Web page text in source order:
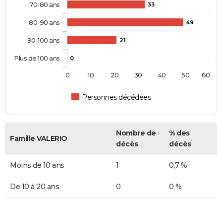
33
49
21
0
Personnes décédées
70-80 ans
80-90 ans
90-100 ans
Plus de 100 ans
0 10 20 30 40 50 60
Famille VALERIO
Nombre de
décès
% des
décès
Moins de 10 ans 1 0,7 %
De 10 à 20 ans 0 0 %